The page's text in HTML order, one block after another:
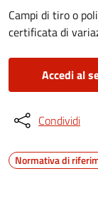
Campi di tiro o
certificata di
Accedi al
Condividi
Normativa di